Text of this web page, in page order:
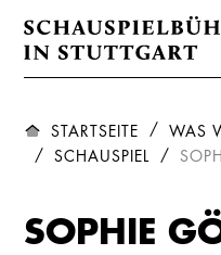
STARTSEITE WAS
SCHAUSPIEL
SOPHIE